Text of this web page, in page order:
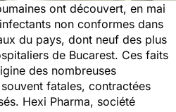
ont découvert, en mai
non conformes dans
du pays, dont neuf des plus
de Bucarest. Ces faits
des nombreuses
fatales, contractées
Hexi Pharma, société